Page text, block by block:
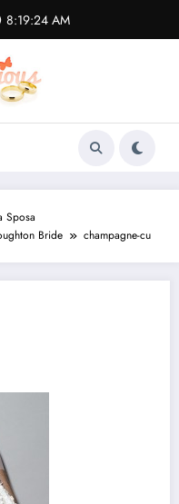
8:19:25 AM
Sposa
Bride
champagne-cu